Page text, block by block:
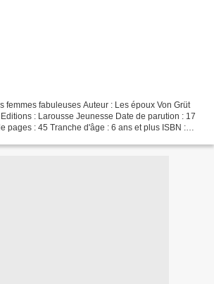
femmes fabuleuses Auteur : Les époux Von Grüt
: Larousse Jeunesse Date de parution : 17
pages : 45 Tranche d'âge : 6 ans et plus ISBN :